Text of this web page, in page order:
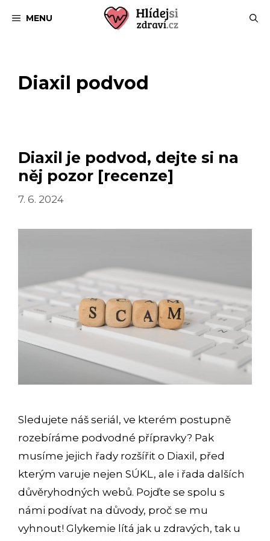
MENU
Diaxil podvod
Diaxil je podvod, dejte si na
něj pozor [recenze]
7. 6. 2024
Sledujete náš seriál, ve kterém postupně
rozebíráme podvodné přípravky? Pak
musíme jejich řady rozšířit o Diaxil, před
kterým varuje nejen SÚKL, ale i řada dalších
důvěryhodných webů. Pojďte se spolu s
námi podívat na důvody, proč se mu
vyhnout! Glykemie lítá jak u zdravých, tak u